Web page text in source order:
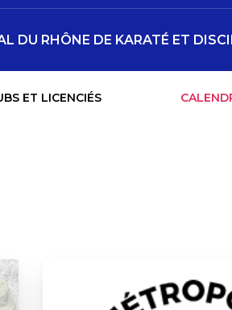
ET LICENCIÉS
DU RHÔNE DE KARATÉ ET